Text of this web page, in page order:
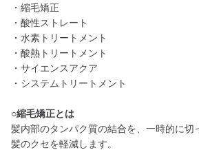
・縮毛矯正
・酸性ストレート
・水素トリートメント
・酸熱トリートメント
・サイエンスアクア
・システムトリートメント
○縮毛矯正とは
髪内部のタンパク質の結合を、一時的に切
髪のクセを軽減します。